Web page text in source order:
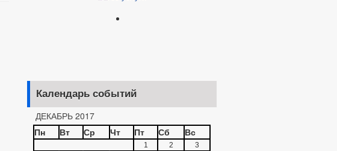
Календарь событий
ДЕКАБРЬ 2017
Пн
Вт Ср Чт Пт Сб Вс
1 2
3